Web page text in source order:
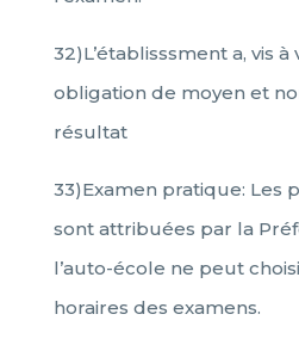
32)L’établisssment a, vis
obligation de moyen et
résultat
33)Examen pratique: Les
sont attribuées par la
l’auto-école ne peut
horaires des examens.